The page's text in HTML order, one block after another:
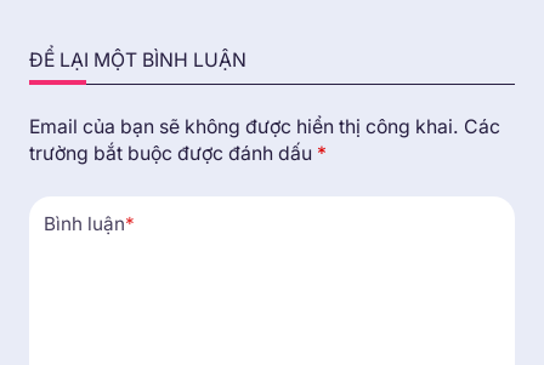
ĐỂ LẠI MỘT BÌNH LUẬN
Email của bạn sẽ không được hiển thị công khai. Các
trường bắt buộc được đánh dấu *
Bình luận*